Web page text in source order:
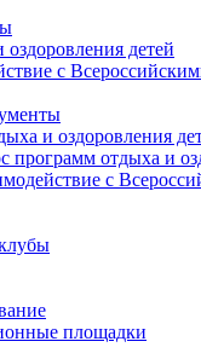
детей
с
и оздоровления
программ отдыха и
с
площадки